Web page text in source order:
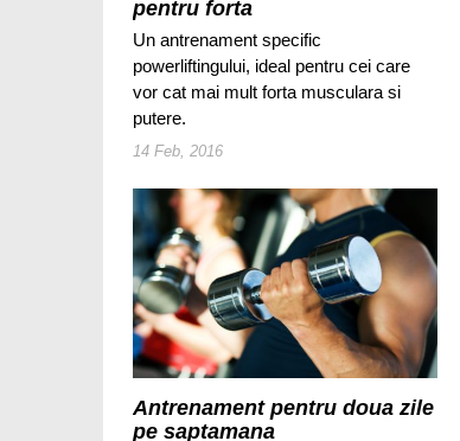
pentru forta
Un antrenament specific
powerliftingului, ideal pentru cei care
vor cat mai mult forta musculara si
putere.
14 Feb, 2016
Antrenament pentru doua zile
pe saptamana